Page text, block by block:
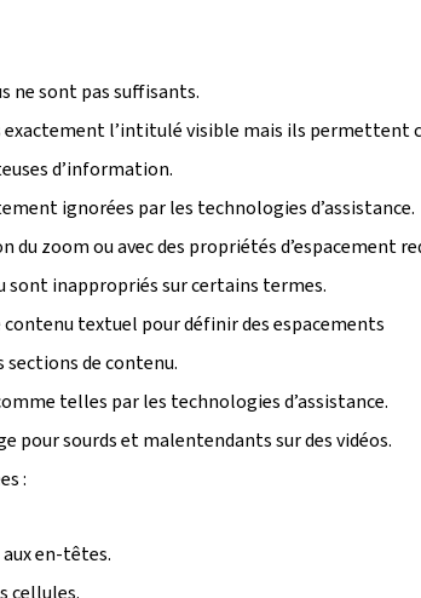
ne sont pas suffisants.
l’intitulé visible mais ils permettent
d’information.
ignorées par les technologies d’assistance.
zoom ou avec des propriétés d’espacement
sont inappropriés sur certains termes.
textuel pour définir des espacements
de contenu.
telles par les technologies d’assistance.
sourds et malentendants sur des vidéos.
:
en-têtes.
cellules.